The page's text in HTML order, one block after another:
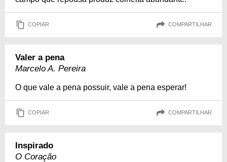
COPIAR COMPARTILHAR
Valer a pena
Marcelo A. Pereira
O que vale a pena possuir, vale a pena esperar!
COPIAR COMPARTILHAR
Inspirado
O Coração